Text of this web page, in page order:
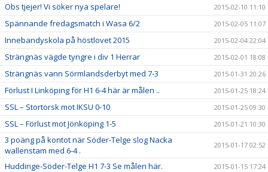
Obs tjejer! Vi söker nya spelare! 2015-02-10 11:10
Spännande fredagsmatch i Wasa 6/2 2015-02-05 11:07
Innebandyskola på höstlovet 2015 2015-02-04 22:04
Strängnäs vägde tyngre i div 1 Herrar 2015-02-01 18:08
Strängnäs vann Sörmlandsderbyt med 7-3 2015-01-31 20:26
Förlust I Linköping för H1 6-4 här är målen .. 2015-01-25 18:24
SSL – Stortorsk mot IKSU 0-10 2015-01-25 09:30
SSL – Förlust mot Jönköping 1-5 2015-01-21 10:30
3 poäng på kontot när Söder-Telge slog Nacka
wallenstam med 6-4 .
2015-01-17 02:52
Huddinge-Söder-Telge H1 7-3 Se målen här. 2015-01-15 17:24